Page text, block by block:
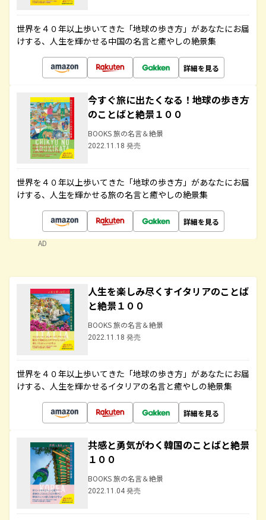
世界を４０年以上歩いてきた「地球の歩き方」があなたにお届
けする、人生を輝かせる中国の名言と癒やしの絶景集
詳細を見る
今すぐ旅に出たくなる！地球の歩き方
のことばと絶景１００
BOOKS 旅の名言＆絶景
2022.11.18 発売
世界を４０年以上歩いてきた「地球の歩き方」があなたにお届
けする、人生を輝かせる旅の名言と癒やしの絶景集
詳細を見る
AD
人生を楽しみ尽くすイタリアのことば
と絶景１００
BOOKS 旅の名言＆絶景
2022.11.18 発売
世界を４０年以上歩いてきた「地球の歩き方」があなたにお届
けする、人生を輝かせるイタリアの名言と癒やしの絶景集
詳細を見る
共感と勇気がわく韓国のことばと絶景
１００
BOOKS 旅の名言＆絶景
2022.11.04 発売